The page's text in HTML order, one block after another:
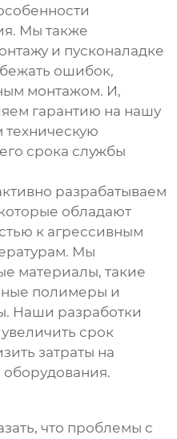
Мы также
и пусконаладке
ошибок,
монтажом. И,
гарантию на нашу
срока службы
разрабатываем
обладают
к агрессивным
Мы
материалы, такие
полимеры и
Наши разработки
срок
затраты на
что проблемы с